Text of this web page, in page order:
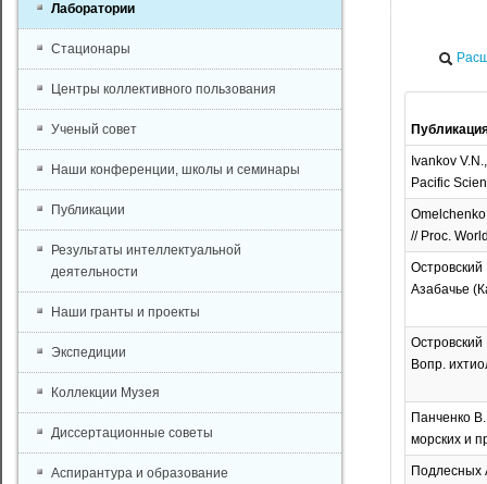
Ivankov
Pacific
// Proc.
Азабачье
Вопр.
Панченко
морских и
Подлесных
Лаборатории
Стационары
Центры коллективного пользования
Ученый совет
Наши конференции, школы и семинары
Публикации
Результаты интеллектуальной
деятельности
Наши гранты и проекты
Экспедиции
Коллекции Музея
Диссертационные советы
Аспирантура и образование